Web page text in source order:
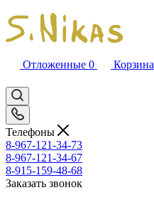
Отложенные 0 Корзина
Телефоны
8-967-121-34-73
8-967-121-34-67
8-915-159-48-68
Заказать звонок